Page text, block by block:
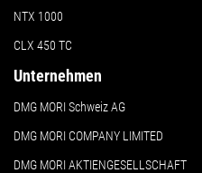
NTX 1000
CLX 450 TC
Unternehmen
DMG MORI Schweiz AG
DMG MORI COMPANY LIMITED
DMG MORI AKTIENGESELLSCHAFT